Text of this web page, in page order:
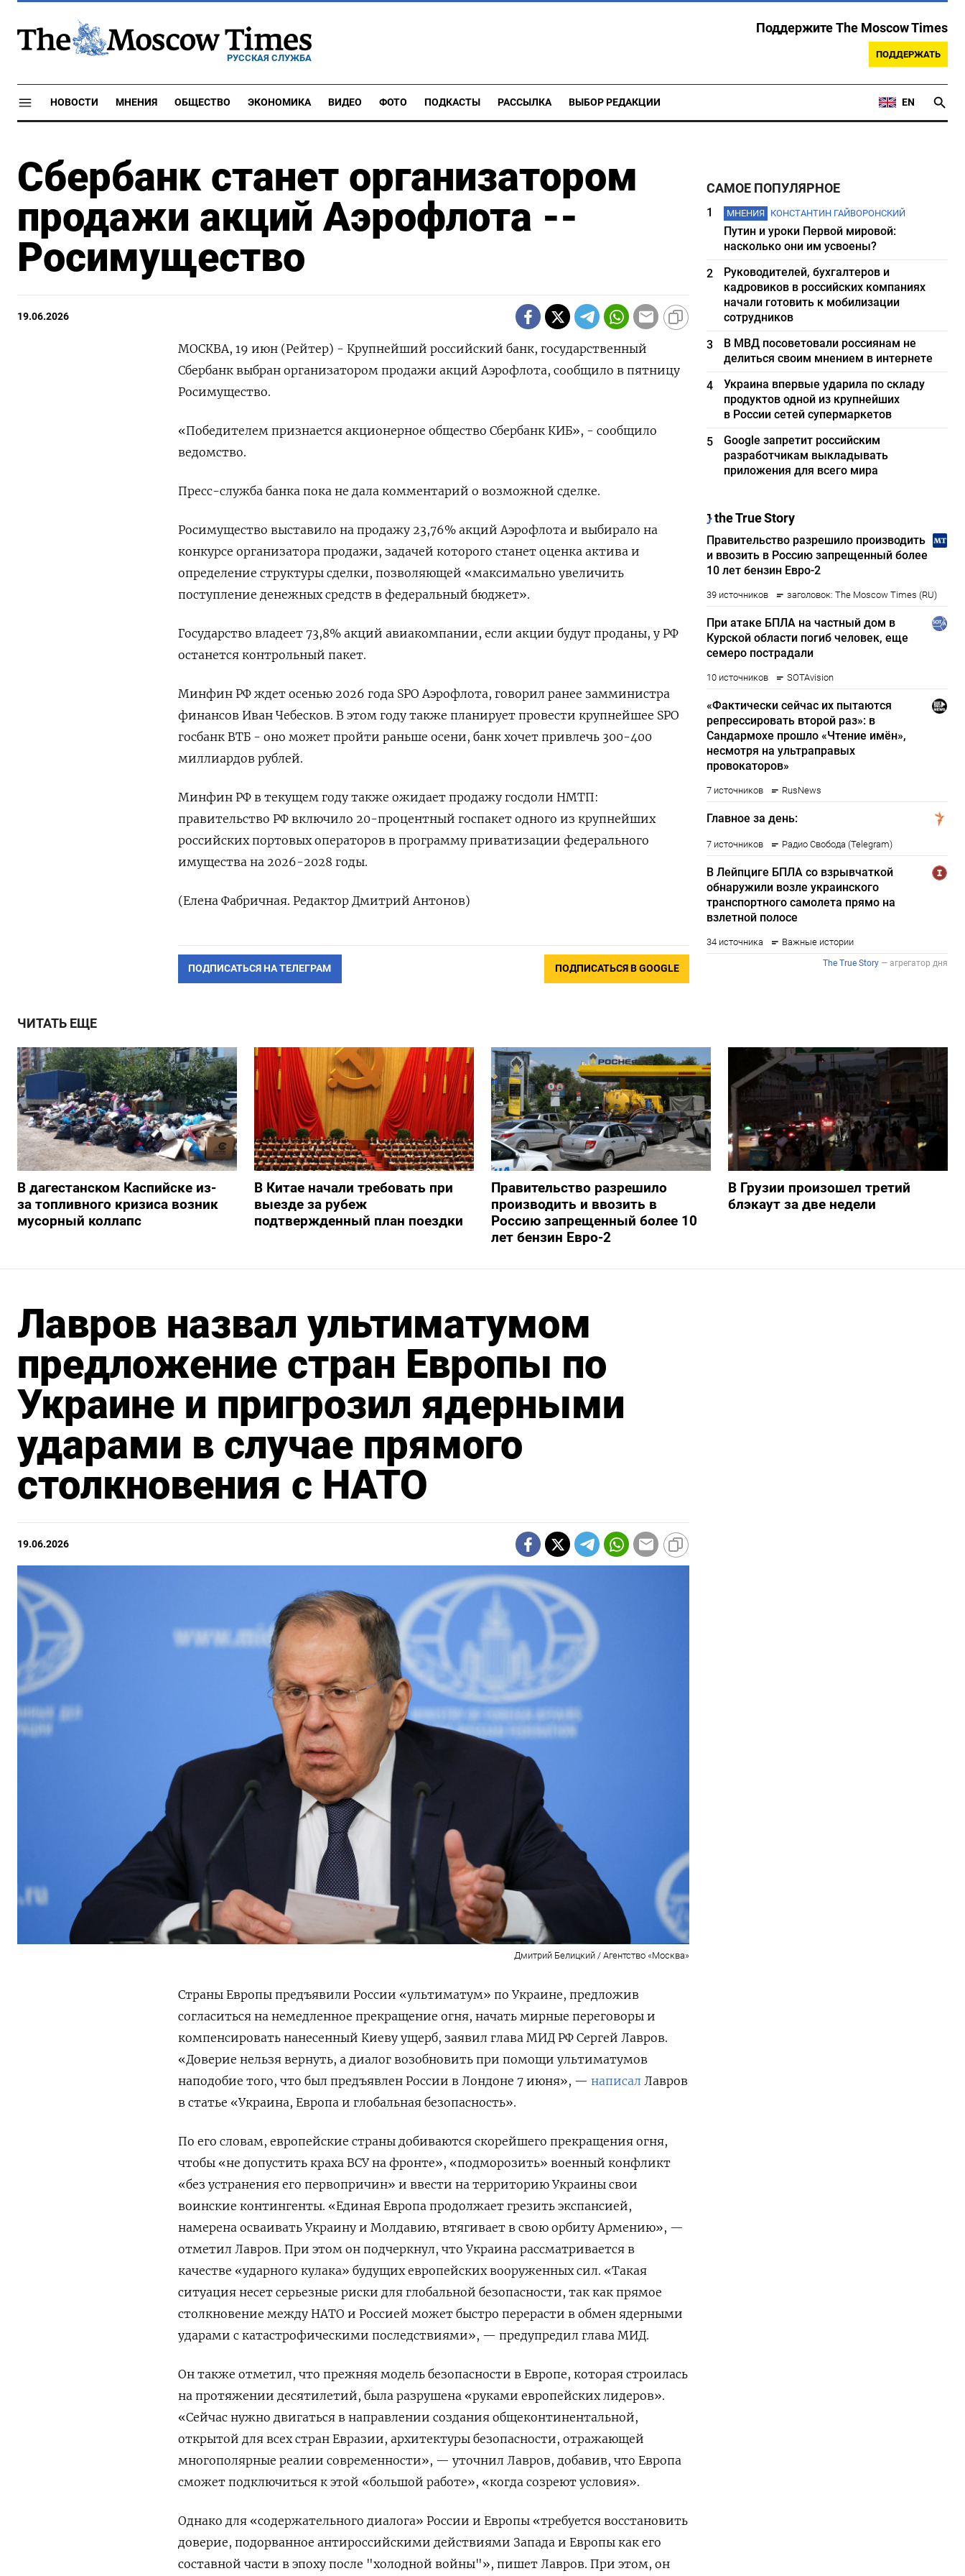
РУССКАЯ СЛУЖБА
Поддержите The Moscow Times
ПОДДЕРЖАТЬ
НОВОСТИ МНЕНИЯ ОБЩЕСТВО ЭКОНОМИКА ВИДЕО ФОТО ПОДКАСТЫ РАССЫЛКА ВЫБОР РЕДАКЦИИ EN
Сбербанк станет организатором
продажи акций Аэрофлота --
Росимущество
19.06.2026
МОСКВА, 19 июн (Рейтер) - Крупнейший российский банк, государственный
Сбербанк выбран организатором продажи акций Аэрофлота, сообщило ‌в пятницу
Росимущество.
«Победителем признается акционерное общество Сбербанк КИБ», - сообщило
ведомство.
Пресс-служба банка пока не ​дала комментарий ​о ​возможной сделке.
Росимущество выставило ⁠на продажу 23,76% ‌акций Аэрофлота и выбирало ‌на
конкурсе организатора продажи, задачей которого станет оценка ​актива и
определение структуры ‌сделки, позволяющей «максимально увеличить
поступление денежных средств ​в федеральный бюджет».
Государство владеет 73,8% акций ‌авиакомпании, если акции будут проданы, у РФ
останется контрольный пакет.
Минфин РФ ​ждет осенью ​2026 ‌года SPO Аэрофлота, говорил ранее замминистра
финансов ​Иван Чебесков. В этом году также планирует провести крупнейшее SPO
госбанк ВТБ - оно может пройти раньше осени, банк хочет привлечь 300-400
миллиардов рублей.
Минфин РФ ​в текущем ⁠году также ожидает продажу госдоли НМТП:
правительство РФ включило ‌20-процентный госпакет одного из крупнейших
‌российских портовых операторов в программу приватизации федерального ​
имущества на 2026-2028 годы.
(Елена Фабричная. ‌Редактор Дмитрий Антонов)
ПОДПИСАТЬСЯ НА ТЕЛЕГРАМ ПОДПИСАТЬСЯ В GOOGLE
САМОЕ ПОПУЛЯРНОЕ
1 МНЕНИЯ КОНСТАНТИН ГАЙВОРОНСКИЙ
Путин и уроки Первой мировой:
насколько они им усвоены?
2
Руководителей, бухгалтеров и
кадровиков в российских компаниях
начали готовить к мобилизации
сотрудников
3
В МВД посоветовали россиянам не
делиться своим мнением в интернете
4
Украина впервые ударила по складу
продуктов одной из крупнейших
в России сетей супермаркетов
5
Google запретит российским
разработчикам выкладывать
приложения для всего мира
ЧИТАТЬ ЕЩЕ
В дагестанском Каспийске из-
за топливного кризиса возник
мусорный коллапс
В Китае начали требовать при
выезде за рубеж
подтвержденный план поездки
Правительство разрешило
производить и ввозить в
Россию запрещенный более 10
лет бензин Евро-2
В Грузии произошел третий
блэкаут за две недели
Лавров назвал ультиматумом
предложение стран Европы по
Украине и пригрозил ядерными
ударами в случае прямого
столкновения с НАТО
19.06.2026
Дмитрий Белицкий / Агентство «Москва»
Страны Европы предъявили России «ультиматум» по Украине, предложив
согласиться на немедленное прекращение огня, начать мирные переговоры и
компенсировать нанесенный Киеву ущерб, заявил глава МИД РФ Сергей Лавров.
«Доверие нельзя вернуть, а диалог возобновить при помощи ультиматумов
наподобие того, что был предъявлен России в Лондоне 7 июня», — написал Лавров
в статье «Украина, Европа и глобальная безопасность».
По его словам, европейские страны добиваются скорейшего прекращения огня,
чтобы «не допустить краха ВСУ на фронте», «подморозить» военный конфликт
«без устранения его первопричин» и ввести на территорию Украины свои
воинские контингенты. «Единая Европа продолжает грезить экспансией,
намерена осваивать Украину и Молдавию, втягивает в свою орбиту Армению», —
отметил Лавров. При этом он подчеркнул, что Украина рассматривается в
качестве «ударного кулака» будущих европейских вооруженных сил. «Такая
ситуация несет серьезные риски для глобальной безопасности, так как прямое
столкновение между НАТО и Россией может быстро перерасти в обмен ядерными
ударами с катастрофическими последствиями», — предупредил глава МИД.
Он также отметил, что прежняя модель безопасности в Европе, которая строилась
на протяжении десятилетий, была разрушена «руками европейских лидеров».
«Сейчас нужно двигаться в направлении создания общеконтинентальной,
открытой для всех стран Евразии, архитектуры безопасности, отражающей
многополярные реалии современности», — уточнил Лавров, добавив, что Европа
сможет подключиться к этой «большой работе», «когда созреют условия».
Однако для «содержательного диалога» России и Европы «требуется восстановить
доверие, подорванное антироссийскими действиями Запада и Европы как его
составной части в эпоху после "холодной войны"», пишет Лавров. При этом, он